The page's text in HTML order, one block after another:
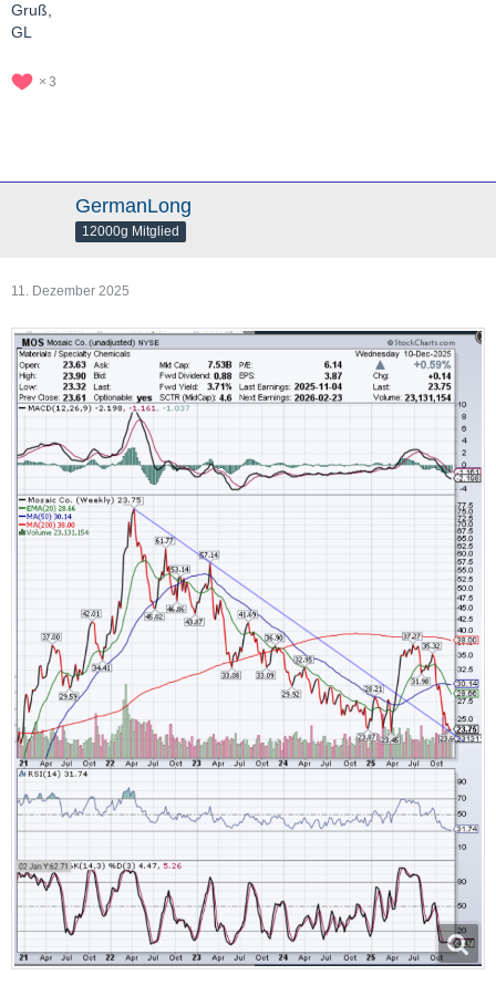
Gruß,
GL
3
GermanLong
12000g Mitglied
11. Dezember 2025